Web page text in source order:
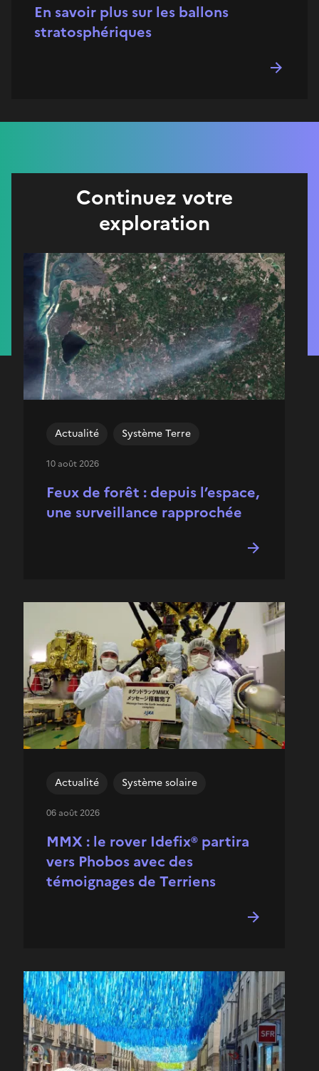
En savoir plus sur les ballons
stratosphériques
Continuez votre
exploration
Feux de forêt : depuis l’espace,
une surveillance rapprochée
Actualité Système Terre
10 août 2026
MMX : le rover Idefix® partira
vers Phobos avec des
témoignages de Terriens
Actualité Système solaire
06 août 2026